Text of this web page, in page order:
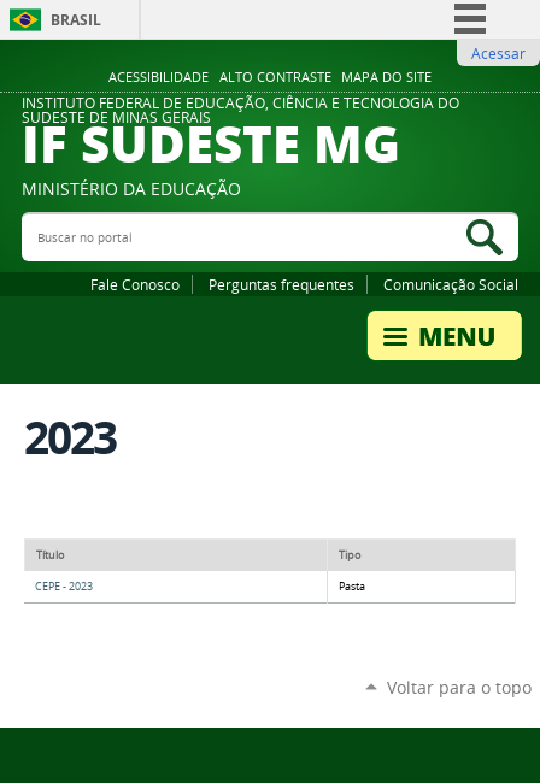
ACESSIBILIDADE ALTO CONTRASTE MAPA DO SITE
BRASIL
Comunica BR
Participe
Legislação
Acessar
INSTITUTO FEDERAL DE EDUCAÇÃO, CIÊNCIA E TECNOLOGIA DO
SUDESTE DE MINAS GERAIS
IF SUDESTE MG
MINISTÉRIO DA EDUCAÇÃO
Buscar no portal
Fale Conosco Perguntas frequentes Comunicação Social
2023
Título Tipo
CEPE - 2023 Pasta
Voltar para o topo